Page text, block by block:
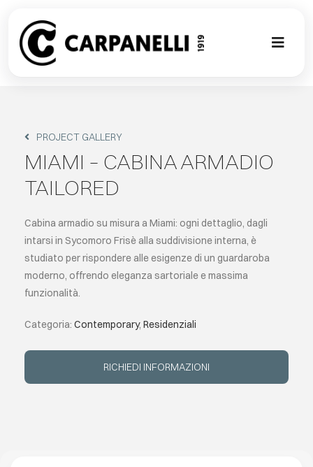
content
Toggle
PROJECT
SU MISURA
EVENTI
PROJECT GALLERY
MIAMI – CABINA ARMADIO
TAILORED
Cabina armadio su misura a Miami: ogni dettaglio, dagli
intarsi in Sycomoro Frisè alla suddivisione interna, è
studiato per rispondere alle esigenze di un guardaroba
moderno, offrendo eleganza sartoriale e massima
funzionalità.
Categoria: Contemporary, Residenziali
RICHIEDI INFORMAZIONI